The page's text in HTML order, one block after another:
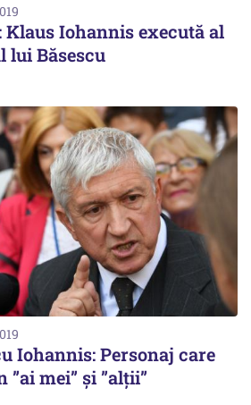
Iohannis execută al
lui Băsescu
Iohannis: Personaj care
mei” și ”alții”